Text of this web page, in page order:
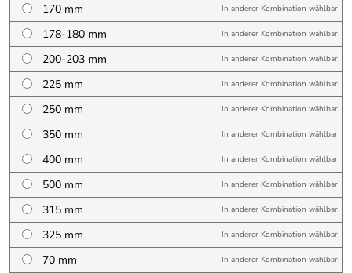
170 mm In anderer Kombination wählbar
178-180 mm In anderer Kombination wählbar
200-203 mm In anderer Kombination wählbar
225 mm In anderer Kombination wählbar
250 mm In anderer Kombination wählbar
350 mm In anderer Kombination wählbar
400 mm In anderer Kombination wählbar
500 mm In anderer Kombination wählbar
315 mm In anderer Kombination wählbar
325 mm In anderer Kombination wählbar
70 mm In anderer Kombination wählbar